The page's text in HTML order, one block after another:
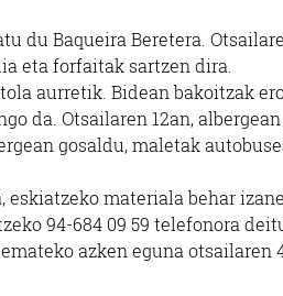
Baqueira Beretera.
eta forfaitak sartzen dira.
aurretik. Bidean bakoitzak
da. Otsailaren 12an,
gosaldu, maletak
materiala behar
94-684 09 59 telefonora
azken eguna otsailaren